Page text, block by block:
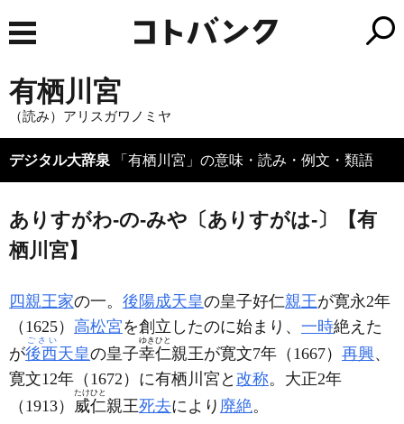
有栖川宮
（読み）アリスガワノミヤ
デジタル大辞泉 「有栖川宮」の意味・読み・例文・類語
ありすがわ‐の‐みや〔ありすがは‐〕【有
栖川宮】
四親王家の一。 後陽成天皇の皇子好仁親王が寛永2年
（1625） 高松宮を創立したのに始まり、 一時絶えた
が後西
ごさい
天皇の皇子幸仁
ゆきひと
親王が寛文7年（1667） 再興、
寛文12年（1672）に有栖川宮と 改称。大正2年
（1913） 威仁
たけひと
親王死去により 廃絶。